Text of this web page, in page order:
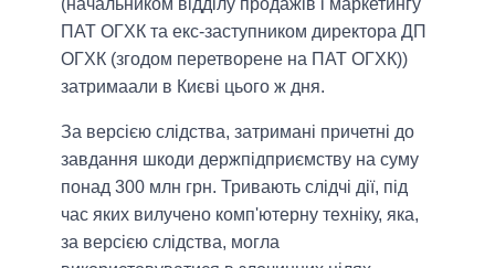
(начальником відділу продажів і маркетингу
ПАТ ОГХК та екс-заступником директора ДП
ОГХК (згодом перетворене на ПАТ ОГХК))
затримаали в Києві цього ж дня.
За версією слідства, затримані причетні до
завдання шкоди держпідприємству на суму
понад 300 млн грн. Тривають слідчі дії, під
час яких вилучено комп'ютерну техніку, яка,
за версією слідства, могла